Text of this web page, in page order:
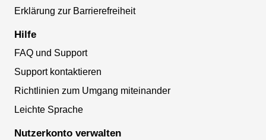
Erklärung zur Barrierefreiheit
Hilfe
FAQ und Support
Support kontaktieren
Richtlinien zum Umgang miteinander
Leichte Sprache
Nutzerkonto verwalten